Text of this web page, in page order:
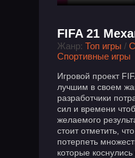
FIFA 21
Жанр: Топ игры /
Спортивные игры
Игровой проект
лучшим в своем
разработчики
сил и времени
желаемого
стоит отметить,
потерпеть
которые коснулись